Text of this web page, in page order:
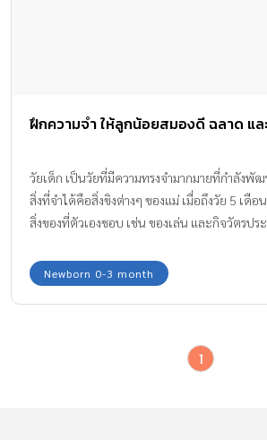
ฝึกความจำ ให้ลูกน้อยสมองดี ฉลาด แล
วัยเด็ก เป็นวัยที่มีความทรงจำมากมายที่กำลังพั
สิ่งที่จำได้คือสิ่งขิงต่างๆ ของแม่ เมื่อถึงวัย 5 เดื
สิ่งของที่ตัวเองชอบ เช่น ของเล่น และกิจวัตรประ
กัน Newborn 0-3 month
1